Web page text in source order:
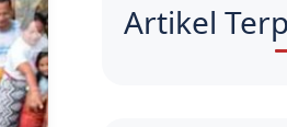
Artikel